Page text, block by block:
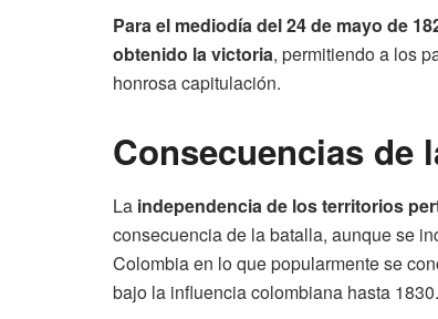
Para el mediodía del 24 de mayo de
obtenido la victoria, permitiendo a los
honrosa capitulación.
Consecuencias de
La independencia de los territorios
consecuencia de la batalla, aunque se
Colombia en lo que popularmente se
bajo la influencia colombiana hasta 1830.